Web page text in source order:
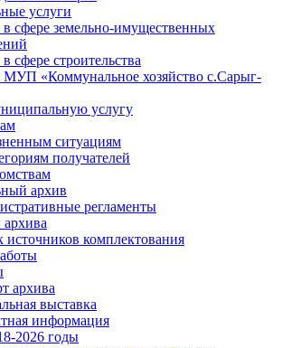
услуги
в сфере земельно-имущественных
сфере строительства
МУП «Коммунальное хозяйство с.Сарыг-
услугу
ситуациям
получателей
архив
регламенты
источников комплектования
архива
выставка
информация
2026 годы